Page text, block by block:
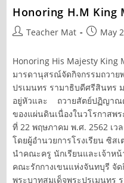
พระ
เป็น
ใน
เปิด
ภาค
เรียน
ปี
การ
ศึกษา
2562
Honoring H.M King
PostTeacher Mat
PostMay
Honoring His Majesty King
มารดานุสรณ์จัดกิจกรรมถวาย
ปรเมนทร รามาธิบดีศรีสินทร
อยู่หัวและ ถวายสัตย์ปฏิญาณ
ของแผ่นดินเนื่องในวโรกา
ที่ 22 พฤษภาคม พ.ศ. 2562 เว
โดยผู้อำนวยการโรงเรียน ซิส
นำคณะครู นักเรียนและเจ้าห
คณะรักกางเขนแห่งจันทบุรี จั
พระบาทสมเด็จพระปรเมนทร